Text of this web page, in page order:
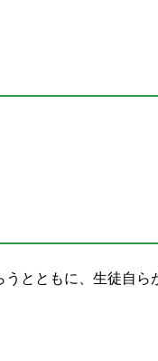
とともに、生徒自